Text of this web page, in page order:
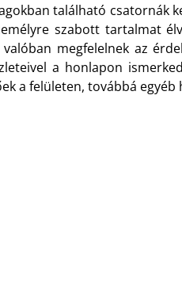
található csatornák
szabott tartalmat
megfelelnek az
a honlapon
a felületen, továbbá